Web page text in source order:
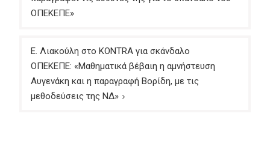
ΟΠΕΚΕΠΕ»
Ε. Λιακούλη στο KONTRA για σκάνδαλο
ΟΠΕΚΕΠΕ: «Μαθηματικά βέβαιη η αμνήστευση
Αυγενάκη και η παραγραφή Βορίδη, με τις
μεθοδεύσεις της ΝΔ»